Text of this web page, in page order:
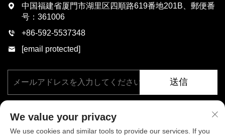
中国福建省厦門市湖里区四順路619番地201B、郵便番
号：361006
+86-592-5537348
[email protected]
送信
We value your privacy
We use cookies and similar tools to provide our services. If you